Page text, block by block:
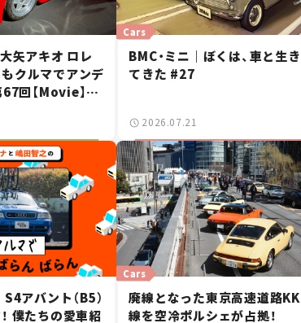
矢アキオ ロレ
クルマでアンデ
67回【Movie】
ちの「驚き」
Cars
BMC・ミニ｜ぼくは、車と生き
てきた #27
2026.07.21
アバント（B5）
僕たちの愛車紹
Cars
廃線となった東京高速道路KK
線を空冷ポルシェが占拠！